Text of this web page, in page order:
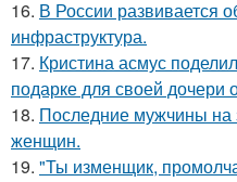
16. В России развивается
инфраструктура.
17. Кристина асмус
подарке для своей дочери
18. Последние мужчины
женщин.
19. "Ты изменщик,